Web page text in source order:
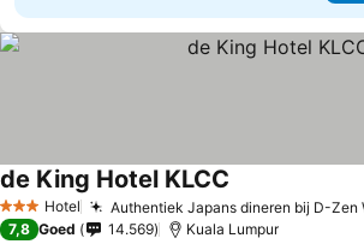
3 SterrenHotel Authentiek Japans dineren bij D-Zen
de King Hotel KLCC
7,8 Goed 14.569 Kuala Lumpur